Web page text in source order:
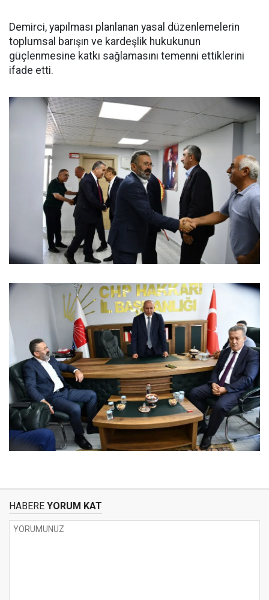
Demirci, yapılması planlanan yasal düzenlemelerin
toplumsal barışın ve kardeşlik hukukunun
güçlenmesine katkı sağlamasını temenni ettiklerini
ifade etti.
HABERE YORUM KAT